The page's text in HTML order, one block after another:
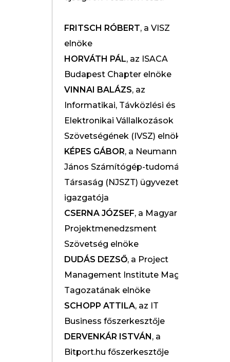
FRITSCH RÓBERT, a VISZ
elnöke
HORVÁTH PÁL, az ISACA
Budapest Chapter elnöke
VINNAI BALÁZS, az
Informatikai, Távközlési és
Elektronikai Vállalkozások
Szövetségének (IVSZ) elnöke
KÉPES GÁBOR, a Neumann
János Számítógép-tudományi
Társaság (NJSZT) ügyvezető
igazgatója
CSERNA JÓZSEF, a Magyar
Projektmenedzsment
Szövetség elnöke
DUDÁS DEZSŐ, a Project
Management Institute Magyar
Tagozatának elnöke
SCHOPP ATTILA, az IT
Business főszerkesztője
DERVENKÁR ISTVÁN, a
Bitport.hu főszerkesztője